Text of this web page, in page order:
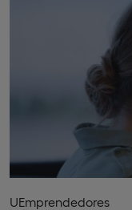
UEmprendedores